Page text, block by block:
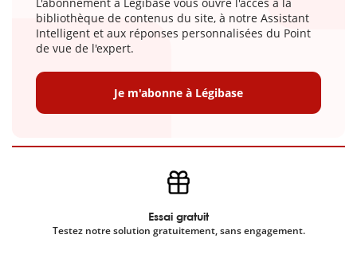
bibliothèque de contenus du site, à notre Assistant
Intelligent et aux réponses personnalisées du Point
de vue de l'expert.
Je m'abonne à Légibase
Essai gratuit
Testez notre solution gratuitement, sans engagement.